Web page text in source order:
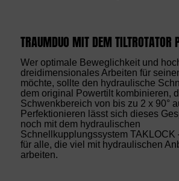
TRAUMDUO MIT DEM TILTROTATOR
Wer optimale Beweglichkeit und
dreidimensionales Arbeiten für
möchte, sollte den hydraulische
dem original Powertilt kombinieren,
Schwenkbereich von bis zu 2 x 90°
Perfektionieren lässt sich dieses
noch mit dem hydraulischen
Schnellkupplungssystem TAKLOCK
für alle, die viel mit hydraulischen
arbeiten.